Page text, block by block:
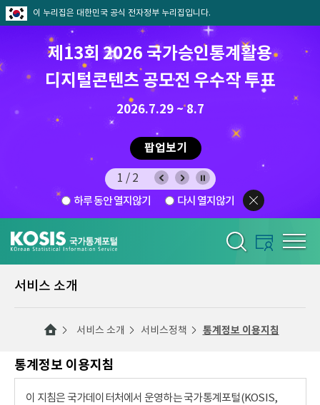
이 누리집은 대한민국 공식 전자정부 누리집입니다.
제13회 2026 국가승인통계활용
디지털콘텐츠 공모전 우수작 투표
2026.7.29 ~ 8.7
팝업보기
8.7.(금) ~ 8.21.(금)
2/2
하루 동안 열지않기 다시 열지않기
서비스 소개
서비스 소개 서비스정책 통계정보 이용지침
통계정보 이용지침
이 지침은 국가데이터처에서 운영하는 국가통계포털(KOSIS,